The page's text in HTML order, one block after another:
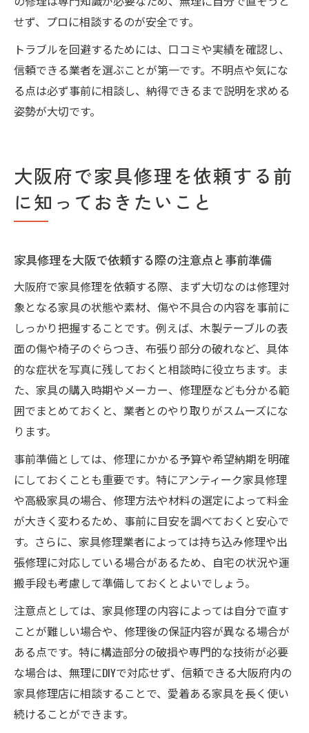
せず、プロに相談するのが安全です。
トラブルを回避するためには、口コミや実績を確認し、
信頼できる業者を選ぶことが第一です。不明点や気にな
る点は必ず事前に相談し、納得できるまで説明を求める
姿勢が大切です。
大阪府で家具修理を依頼する前
に知っておきたいこと
家具修理を大阪で依頼する際の注意点と事前準備
大阪府で家具修理を依頼する際、まず大切なのは修理対
象となる家具の状態や素材、傷や不具合の内容を事前に
しっかり把握することです。例えば、木製テーブルの表
面の傷や椅子のぐらつき、布張り部分の破れなど、具体
的な症状を写真に残しておくと相談時に役立ちます。ま
た、家具の購入時期やメーカー、修理歴なども分かる範
囲でまとめておくと、業者とのやり取りがスムーズにな
ります。
事前準備としては、修理にかかる予算や希望納期を明確
にしておくことも重要です。特にアンティーク家具修理
や高級家具の場合、修理方法や材料の選定によって料金
が大きく変わるため、事前に目安を調べておくと安心で
す。さらに、家具修理業者によっては持ち込み修理や出
張修理に対応している場合があるため、自宅の状況や運
搬手段も考慮して準備しておくとよいでしょう。
注意点としては、家具修理の内容によっては自分で直す
ことが難しい場合や、修理後の保証内容が異なる場合が
ある点です。特に構造部分の破損や専門的な技術が必要
な場合は、無理にDIYで対応せず、信頼できる大阪府内の
家具修理店に相談することで、愛着ある家具を長く使い
続けることができます。